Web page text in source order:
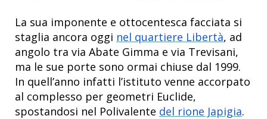
La sua imponente e ottocentesca facciata si
staglia ancora oggi nel quartiere Libertà, ad
angolo tra via Abate Gimma e via Trevisani,
ma le sue porte sono ormai chiuse dal 1999.
In quell’anno infatti l’istituto venne accorpato
al complesso per geometri Euclide,
spostandosi nel Polivalente del rione Japigia.